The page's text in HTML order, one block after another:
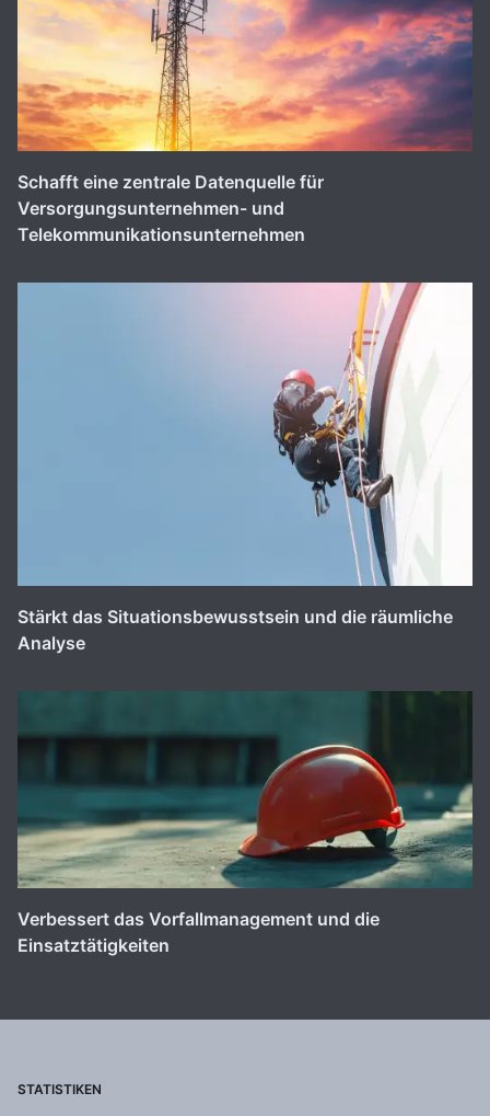
Schafft eine zentrale Datenquelle für
Versorgungsunternehmen- und
Telekommunikationsunternehmen
Stärkt das Situationsbewusstsein und die räumliche
Analyse
Verbessert das Vorfallmanagement und die
Einsatztätigkeiten
STATISTIKEN